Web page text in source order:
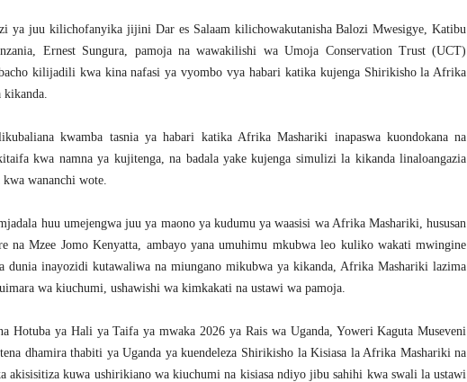
ya juu kilichofanyika jijini Dar es Salaam kilichowakutanisha Balozi Mwesigye, Katibu
Ernest Sungura, pamoja na wawakilishi wa Umoja Conservation Trust (UCT)
kilijadili kwa kina nafasi ya vyombo vya habari katika kujenga Shirikisho la Afrika
kikanda.
kwamba tasnia ya habari katika Afrika Mashariki inapaswa kuondokana na
kwa namna ya kujitenga, na badala yake kujenga simulizi la kikanda linaloangazia
wananchi wote.
huu umejengwa juu ya maono ya kudumu ya waasisi wa Afrika Mashariki, hususan
na Mzee Jomo Kenyatta, ambayo yana umuhimu mkubwa leo kuliko wakati mwingine
dunia inayozidi kutawaliwa na miungano mikubwa ya kikanda, Afrika Mashariki lazima
wa kiuchumi, ushawishi wa kimkakati na ustawi wa pamoja.
Hotuba ya Hali ya Taifa ya mwaka 2026 ya Rais wa Uganda, Yoweri Kaguta Museveni
dhamira thabiti ya Uganda ya kuendeleza Shirikisho la Kisiasa la Afrika Mashariki na
akisisitiza kuwa ushirikiano wa kiuchumi na kisiasa ndiyo jibu sahihi kwa swali la ustawi